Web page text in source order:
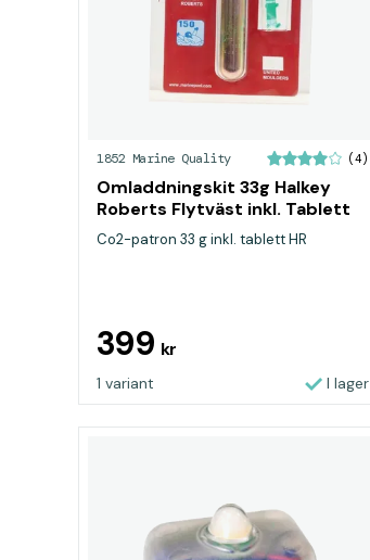
1852 Marine Quality (4)
Omladdningskit 33g Halkey
Roberts Flytväst inkl. Tablett
Co2-patron 33 g inkl. tablett HR
399 kr
1 variant I lager